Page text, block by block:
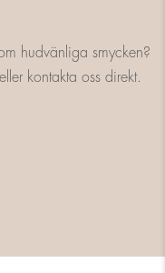
hudvänliga smycken?
kontakta oss direkt.